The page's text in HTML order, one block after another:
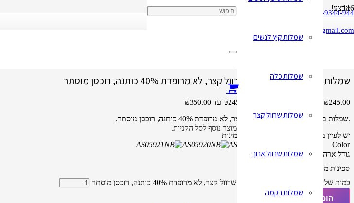
050-9344-944
cbay1818@gmail.com
שמלות קיץ לנשים
שמלות כלה
שמלות שרוול קצר
שמלות שרוול ארוך
שמלות רקמה
מוצר נוסף לסל הקניות.
מבצע!
שמלות ברך תחרה לנשים עם שרוול קצר, לא מרופדת 40% כותנה, רוכסן מוסתר
₪245.00
.שמלות ברך תחרה לנשים עם שרוול קצר, לא מרופדת 40% כותנה, רוכסן מוסתר.
יש לעיין בטבלת המידות לפני שאתם מזמינות
Color
גודל ארה"ב
101246814
16
ספינות מ
כמות של שמלות ברך תחרה לנשים עם שרוול קצר, לא מרופדת 40% כותנה, רוכסן מוסתר
הוספה לסל